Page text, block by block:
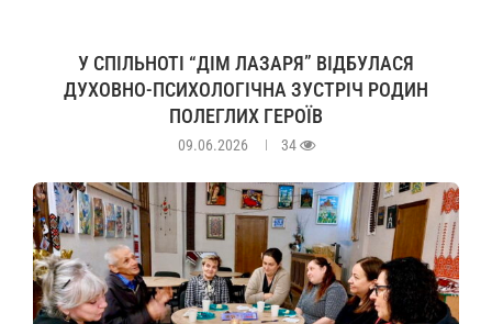
У СПІЛЬНОТІ “ДІМ ЛАЗАРЯ” ВІДБУЛАСЯ
ДУХОВНО-ПСИХОЛОГІЧНА ЗУСТРІЧ РОДИН
ПОЛЕГЛИХ ГЕРОЇВ
09.06.2026 34